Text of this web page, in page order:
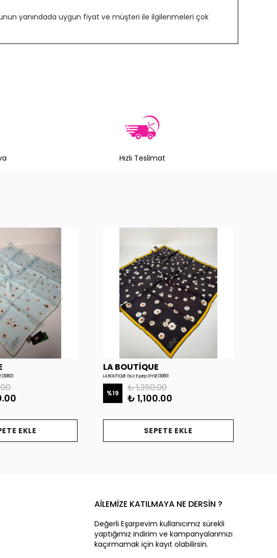
yanındada uygun fiyat ve müşteri ile ilgilenmeleri çok
Hızlı Teslimat
EKLE
LA BOUTİQUE
LA BOUTİQUE Güz Eşarp GYSE130801
%19 ₺ 1,350.00
₺ 1,100.00
SEPETE EKLE
AİLEMİZE KATILMAYA NE DERSİN ?
Değerli Eşarpevim kullanıcımız sürekli
yaptığımız indirim ve kampanyalarımızı
kaçırmamak için kayıt olabilirsin.